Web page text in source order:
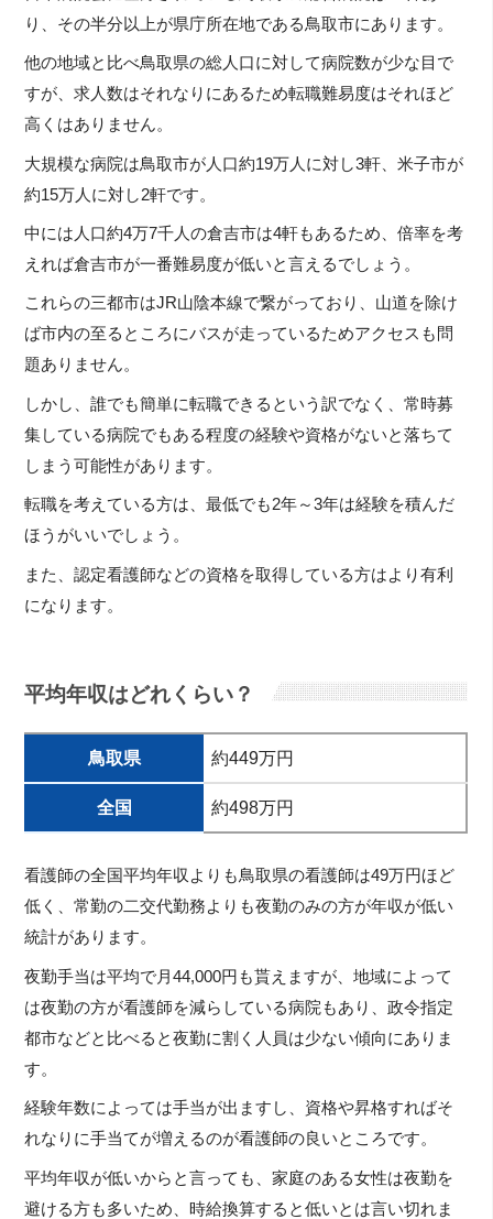
り、その半分以上が県庁所在地である鳥取市にあります。
他の地域と比べ鳥取県の総人口に対して病院数が少な目で
すが、求人数はそれなりにあるため転職難易度はそれほど
高くはありません。
大規模な病院は鳥取市が人口約19万人に対し3軒、米子市が
約15万人に対し2軒です。
中には人口約4万7千人の倉吉市は4軒もあるため、倍率を考
えれば倉吉市が一番難易度が低いと言えるでしょう。
これらの三都市はJR山陰本線で繋がっており、山道を除け
ば市内の至るところにバスが走っているためアクセスも問
題ありません。
しかし、誰でも簡単に転職できるという訳でなく、常時募
集している病院でもある程度の経験や資格がないと落ちて
しまう可能性があります。
転職を考えている方は、最低でも2年～3年は経験を積んだ
ほうがいいでしょう。
また、認定看護師などの資格を取得している方はより有利
になります。
平均年収はどれくらい？
鳥取県 約449万円
全国 約498万円
看護師の全国平均年収よりも鳥取県の看護師は49万円ほど
低く、常勤の二交代勤務よりも夜勤のみの方が年収が低い
統計があります。
夜勤手当は平均で月44,000円も貰えますが、地域によって
は夜勤の方が看護師を減らしている病院もあり、政令指定
都市などと比べると夜勤に割く人員は少ない傾向にありま
す。
経験年数によっては手当が出ますし、資格や昇格すればそ
れなりに手当てが増えるのが看護師の良いところです。
平均年収が低いからと言っても、家庭のある女性は夜勤を
避ける方も多いため、時給換算すると低いとは言い切れま